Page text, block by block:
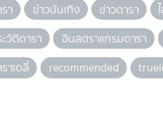
า ข่าวบันเทิง ข่าวดารา
วัติดารา
อินสตราแกรมดารา
าเดลี่
recommended